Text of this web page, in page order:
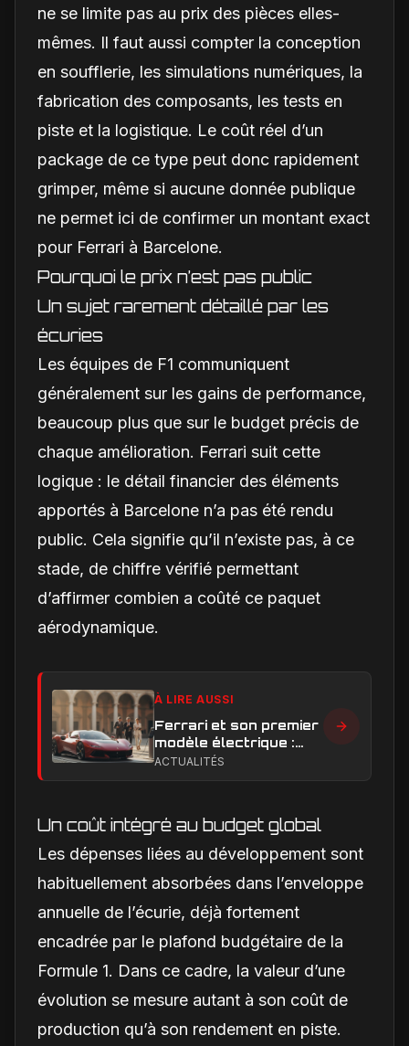
ne se limite pas au prix des pièces elles-
mêmes. Il faut aussi compter la conception
en soufflerie, les simulations numériques, la
fabrication des composants, les tests en
piste et la logistique. Le coût réel d’un
package de ce type peut donc rapidement
grimper, même si aucune donnée publique
ne permet ici de confirmer un montant exact
pour Ferrari à Barcelone.
Pourquoi le prix n’est pas public
Un sujet rarement détaillé par les
écuries
Les équipes de F1 communiquent
généralement sur les gains de performance,
beaucoup plus que sur le budget précis de
chaque amélioration. Ferrari suit cette
logique : le détail financier des éléments
apportés à Barcelone n’a pas été rendu
public. Cela signifie qu’il n’existe pas, à ce
stade, de chiffre vérifié permettant
d’affirmer combien a coûté ce paquet
aérodynamique.
À LIRE AUSSI
Ferrari et son premier
modèle électrique :
calendrier de
ACTUALITÉS
Un coût intégré au budget global
Les dépenses liées au développement sont
habituellement absorbées dans l’enveloppe
annuelle de l’écurie, déjà fortement
encadrée par le plafond budgétaire de la
Formule 1. Dans ce cadre, la valeur d’une
évolution se mesure autant à son coût de
production qu’à son rendement en piste.